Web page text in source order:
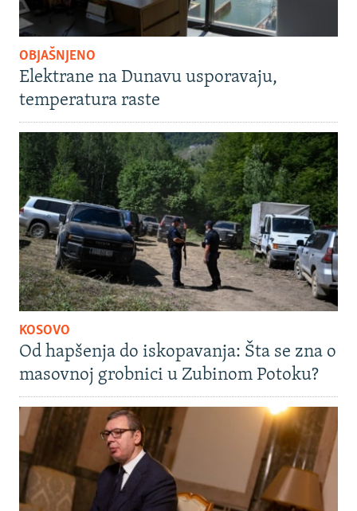
OBJAŠNJENO
Elektrane na Dunavu usporavaju,
temperatura raste
KOSOVO
Od hapšenja do iskopavanja: Šta se zna o
masovnoj grobnici u Zubinom Potoku?